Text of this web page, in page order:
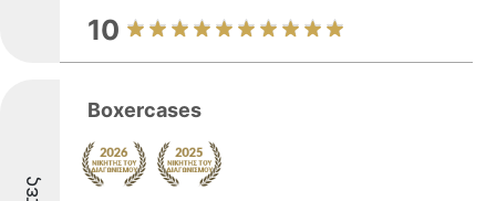
10
Boxercases